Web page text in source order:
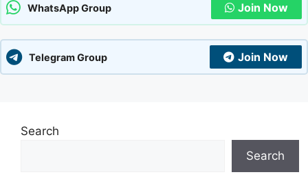
WhatsApp Group Join Now
Telegram Group Join Now
Search
Search